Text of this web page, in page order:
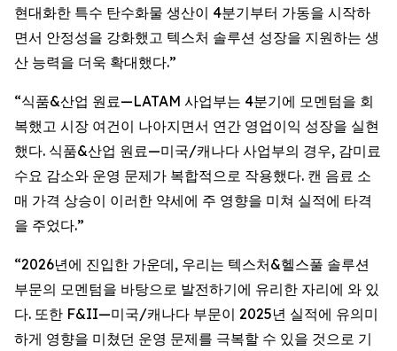
현대화한 특수 탄수화물 생산이 4분기부터 가동을 시작하
면서 안정성을 강화했고 텍스처 솔루션 성장을 지원하는 생
산 능력을 더욱 확대했다.”
“식품&산업 원료—LATAM 사업부는 4분기에 모멘텀을 회
복했고 시장 여건이 나아지면서 연간 영업이익 성장을 실현
했다. 식품&산업 원료—미국/캐나다 사업부의 경우, 감미료
수요 감소와 운영 문제가 복합적으로 작용했다. 캔 음료 소
매 가격 상승이 이러한 약세에 주 영향을 미쳐 실적에 타격
을 주었다.”
“2026년에 진입한 가운데, 우리는 텍스처&헬스풀 솔루션
부문의 모멘텀을 바탕으로 발전하기에 유리한 자리에 와 있
다. 또한 F&II—미국/캐나다 부문이 2025년 실적에 유의미
하게 영향을 미쳤던 운영 문제를 극복할 수 있을 것으로 기